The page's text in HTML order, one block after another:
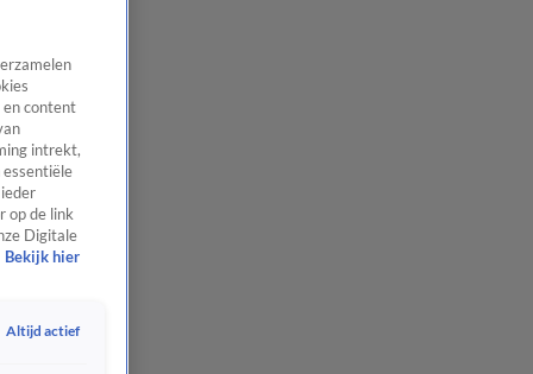
en content
intrekt,
op de link
Digitale
Bekijk hier
Altijd actief